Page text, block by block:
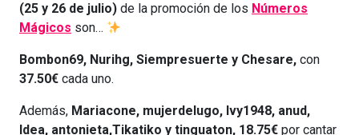
(25 y 26 de julio) de la promoción de los Números
Mágicos son…
Bombon69, Nurihg, Siempresuerte y Chesare, con
37.50€ cada uno.
Además, Mariacone, mujerdelugo, Ivy1948, anud,
Idea, antonieta,Tikatiko y tinguaton, 18.75€ por cantar